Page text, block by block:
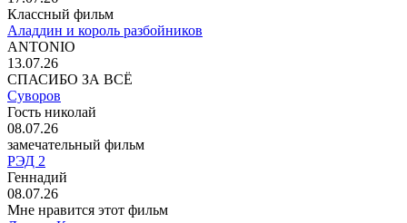
Классный фильм
Аладдин и король разбойников
ANTONIO
13.07.26
СПАСИБО ЗА ВСЁ
Суворов
Гость николай
08.07.26
замечательный фильм
РЭД 2
Геннадий
08.07.26
Мне нравится этот фильм